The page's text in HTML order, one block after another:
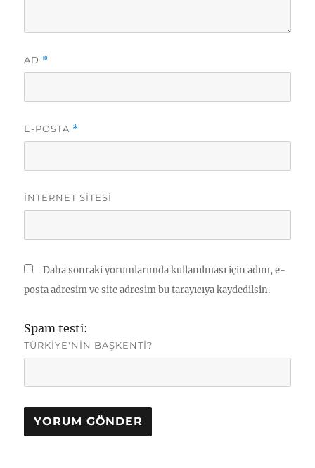
AD *
E-POSTA *
İNTERNET SITESI
Daha sonraki yorumlarımda kullanılması için adım, e-
posta adresim ve site adresim bu tarayıcıya kaydedilsin.
Spam testi:
TÜRKIYE'NIN BAŞKENTI?